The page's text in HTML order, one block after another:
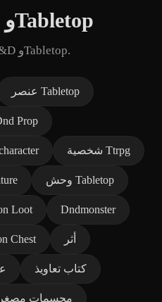
المزيد في D&D وTabletop
استكشف وسومًا قريبة في D&D وTabletop.
عنصر Tabletop
Prop
شخصية Ttrpg
وحش Tabletop
Loot Dndmonster
Chest أثر
كتاب تعاويذ
مجسمات